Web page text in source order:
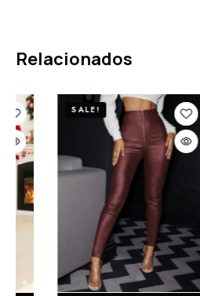
Relacionados
SALE!